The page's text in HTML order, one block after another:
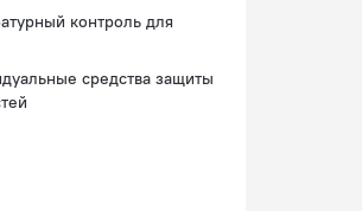
контроль для
средства защиты